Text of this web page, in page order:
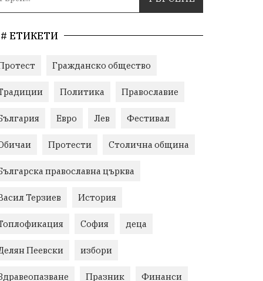
# ЕТИКЕТИ
Гражданско общество
Политика Православие
Евро Лев Фестивал
Протести Столична община
православна църква
Терзиев История
София деца
Пеевски избори
Празник Финанси